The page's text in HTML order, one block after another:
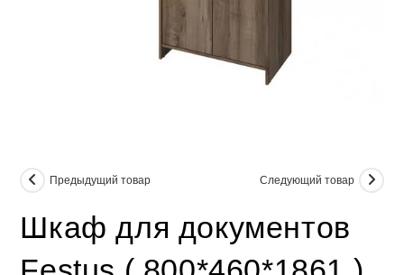
Предыдущий товар Следующий товар
Шкаф для документов